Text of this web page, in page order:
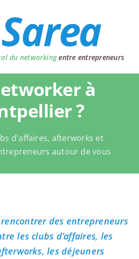
du networkingentre entrepreneurs
à
?
d'affaires, afterworks et
autour de vous
rencontrer des entrepreneurs
les clubs d’affaires, les
les déjeuners